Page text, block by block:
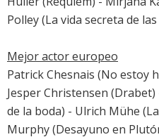
Polley(La vida secreta de
Mejor actor europeo
Patrick Chesnais (No estoy
Jesper Christensen (Drabet)
de la boda) - Ulrich Mühe (
Murphy(Desayuno en